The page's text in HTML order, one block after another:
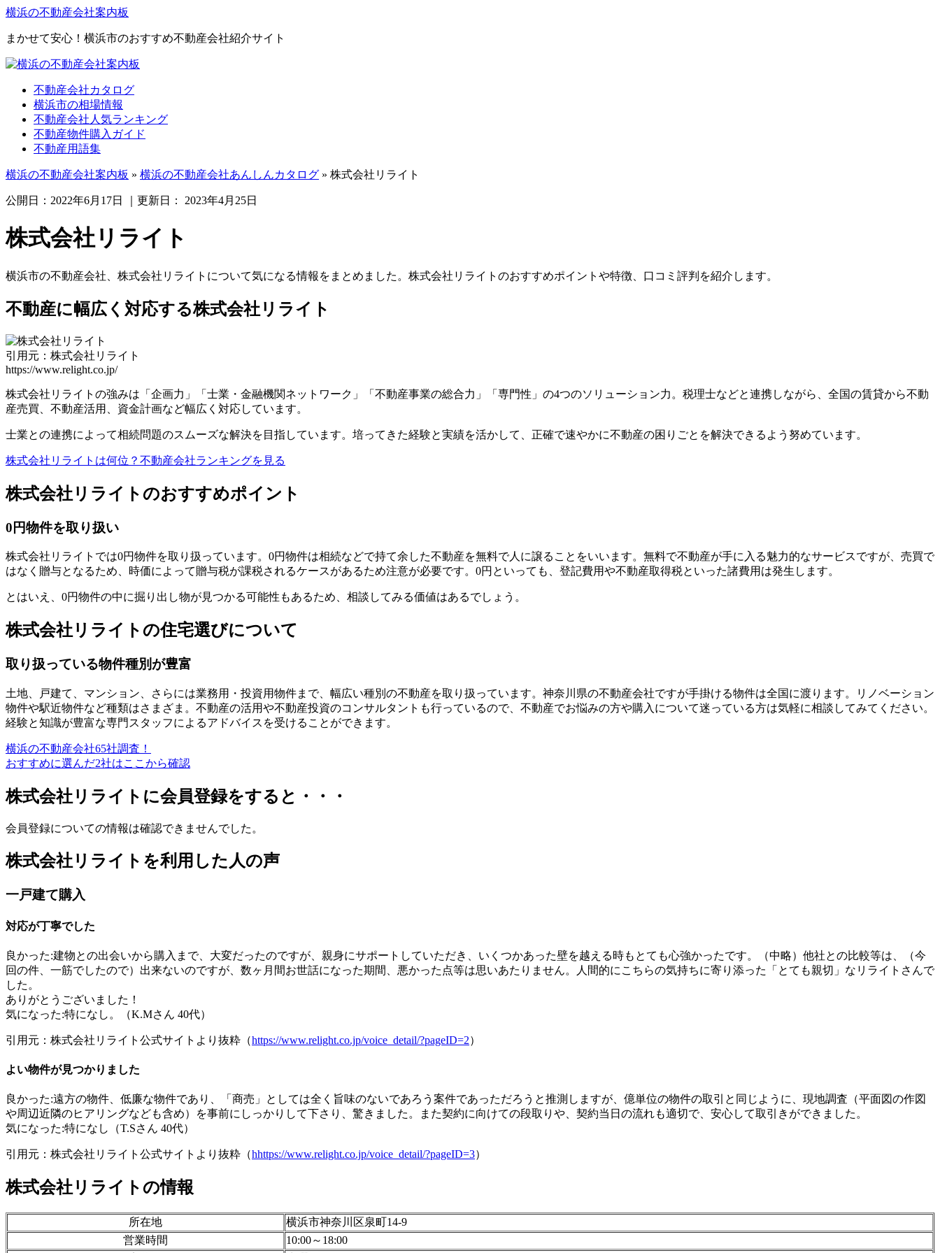
横浜の不動産会社案内板
まかせて安心！横浜市のおすすめ不動産会社紹介サイト
不動産会社カタログ
横浜市の相場情報
不動産会社人気ランキング
不動産物件購入ガイド
不動産用語集
横浜の不動産会社案内板 » 横浜の不動産会社あんしんカタログ » 株式会社リライト
公開日： 2022年6月17日 ｜更新日： 2023年4月25日
株式会社リライト
横浜市の不動産会社、株式会社リライトについて気になる情報をまとめました。株式会社リライトのおすすめポイントや特徴、口コミ評判を紹介します。
不動産に幅広く対応する株式会社リライト
引用元：株式会社リライト
https://www.relight.co.jp/
株式会社リライトの強みは「企画力」「士業・金融機関ネットワーク」「不動産事業の総合力」「専門性」の4つのソリューション力。税理士などと連携しながら、全国の賃貸から不動
産売買、不動産活用、資金計画など幅広く対応しています。
士業との連携によって相続問題のスムーズな解決を目指しています。培ってきた経験と実績を活かして、正確で速やかに不動産の困りごとを解決できるよう努めています。
株式会社リライトは何位？不動産会社ランキングを見る
株式会社リライトのおすすめポイント
0円物件を取り扱い
株式会社リライトでは0円物件を取り扱っています。0円物件は相続などで持て余した不動産を無料で人に譲ることをいいます。無料で不動産が手に入る魅力的なサービスですが、売買で
はなく贈与となるため、時価によって贈与税が課税されるケースがあるため注意が必要です。0円といっても、登記費用や不動産取得税といった諸費用は発生します。
とはいえ、0円物件の中に掘り出し物が見つかる可能性もあるため、相談してみる価値はあるでしょう。
株式会社リライトの住宅選びについて
取り扱っている物件種別が豊富
土地、戸建て、マンション、さらには業務用・投資用物件まで、幅広い種別の不動産を取り扱っています。神奈川県の不動産会社ですが手掛ける物件は全国に渡ります。リノベーション
物件や駅近物件など種類はさまざま。不動産の活用や不動産投資のコンサルタントも行っているので、不動産でお悩みの方や購入について迷っている方は気軽に相談してみてください。
経験と知識が豊富な専門スタッフによるアドバイスを受けることができます。
横浜の不動産会社65社調査！
おすすめに選んだ2社はここから確認
株式会社リライトに会員登録をすると・・・
会員登録についての情報は確認できませんでした。
株式会社リライトを利用した人の声
一戸建て購入
対応が丁寧でした
良かった:建物との出会いから購入まで、大変だったのですが、親身にサポートしていただき、いくつかあった壁を越える時もとても心強かったです。（中略）他社との比較等は、（今
回の件、一筋でしたので）出来ないのですが、数ヶ月間お世話になった期間、悪かった点等は思いあたりません。人間的にこちらの気持ちに寄り添った「とても親切」なリライトさんで
した。
ありがとうございました！
気になった:特になし。（K.Mさん 40代）
引用元：株式会社リライト公式サイトより抜粋（https://www.relight.co.jp/voice_detail/?pageID=2）
よい物件が見つかりました
良かった:遠方の物件、低廉な物件であり、「商売」としては全く旨味のないであろう案件であっただろうと推測しますが、億単位の物件の取引と同じように、現地調査（平面図の作図
や周辺近隣のヒアリングなども含め）を事前にしっかりして下さり、驚きました。また契約に向けての段取りや、契約当日の流れも適切で、安心して取引きができました。
気になった:特になし（T.Sさん 40代）
引用元：株式会社リライト公式サイトより抜粋（hhttps://www.relight.co.jp/voice_detail/?pageID=3）
株式会社リライトの情報
所在地
横浜市神奈川区泉町14-9
営業時間
10:00～18:00